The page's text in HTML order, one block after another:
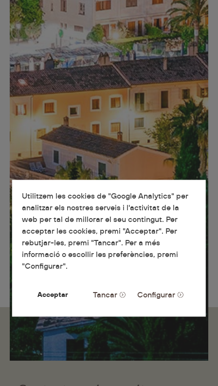
Utilitzem les cookies de "Google Analytics" per
analitzar els nostres serveis i l'activitat de la
web per tal de millorar el seu contingut. Per
acceptar les cookies, premi "Acceptar". Per
rebutjar-les, premi "Tancar". Per a més
informació o escollir les preferències, premi
"Configurar".
Acceptar Tancar Configurar